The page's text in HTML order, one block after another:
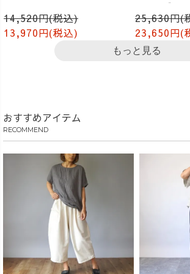
14,520円(税込)
13,970円(税込)
パンツ/グレー
25,630円(
23,650円(
もっと見る
おすすめアイテム
RECOMMEND